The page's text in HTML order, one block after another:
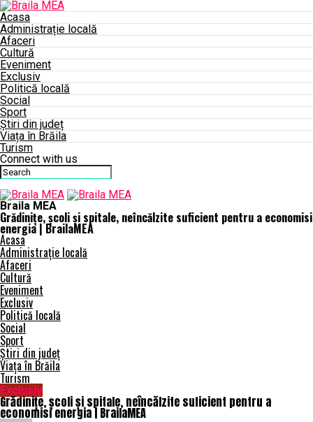
Acasa
Administrație locală
Afaceri
Cultură
Eveniment
Exclusiv
Politică locală
Social
Sport
Știri din județ
Viața în Brăila
Turism
Connect with us
Braila MEA
Grădinițe, școli și spitale, neîncălzite suficient pentru a economisi
energia | BrailaMEA
Acasa
Administrație locală
Afaceri
Cultură
Eveniment
Exclusiv
Politică locală
Social
Sport
Știri din județ
Viața în Brăila
Turism
Exclusiv
Grădinițe, școli și spitale, neîncălzite suficient pentru a
economisi energia | BrailaMEA